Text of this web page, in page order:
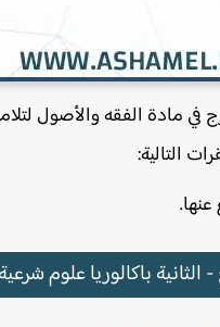
الفقه والأصول
التالية:
باكالوريا علوم